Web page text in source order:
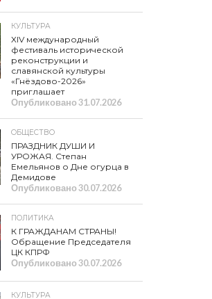
КУЛЬТУРА
XIV международный
фестиваль исторической
реконструкции и
славянской культуры
«Гнёздово-2026»
приглашает
Опубликовано31.07.2026
ОБЩЕСТВО
ПРАЗДНИК ДУШИ И
УРОЖАЯ. Степан
Емельянов о Дне огурца в
Демидове
Опубликовано30.07.2026
ПОЛИТИКА
К ГРАЖДАНАМ СТРАНЫ!
Обращение Председателя
ЦК КПРФ
Опубликовано30.07.2026
КУЛЬТУРА